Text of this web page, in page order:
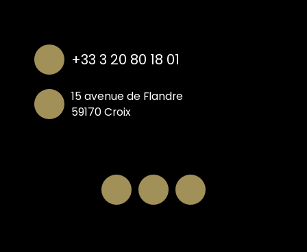
+33 3 20 80 18 01
15 avenue de Flandre
59170 Croix